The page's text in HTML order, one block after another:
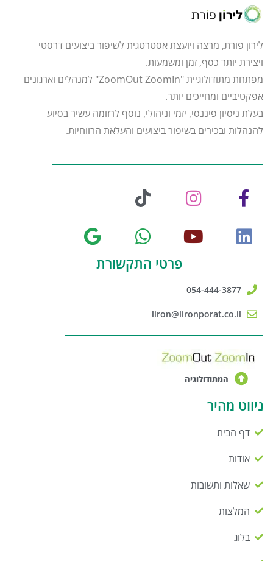
לירון פורת, מרצה ויועצת אסטרטגית לשיפור ביצועים דרסטי
ויצירת יותר כסף, זמן ומשמעות.
מפתחת מתודולוגיית "ZoomOut ZoomIn" למנהלים וארגונים
אפקטיביים ומחייכים יותר.
בעלת ניסיון פיננסי, יזמי וניהולי, נוסף לרזומה עשיר בסיוע
להנהלות ובכירים בשיפור ביצועים והעלאת הרווחיות.
פרטי התקשורת
054-444-3877
liron@lironporat.co.il
המתודולוגיה
ניווט מהיר
דף הבית
אודות
שאלות ותשובות
המלצות
בלוג